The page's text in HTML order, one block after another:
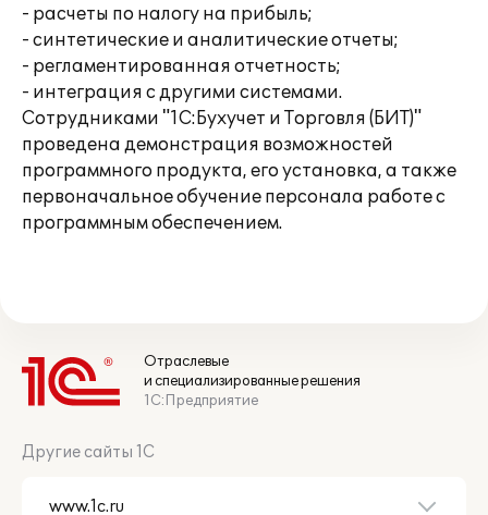
- расчеты по налогу на прибыль;
- синтетические и аналитические отчеты;
- регламентированная отчетность;
- интеграция с другими системами.
Сотрудниками "1С:Бухучет и Торговля (БИТ)"
проведена демонстрация возможностей
программного продукта, его установка, а также
первоначальное обучение персонала работе с
программным обеспечением.
Отраслевые
и специализированные решения
1С:Предприятие
Другие сайты 1С